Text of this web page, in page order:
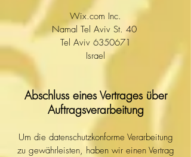
Wix.com Inc.
Namal Tel Aviv St. 40
Tel Aviv 6350671
Israel
Abschluss eines Vertrages über
Auftragsverarbeitung
Um die datenschutzkonforme Verarbeitung
zu gewährleisten, haben wir einen Vertrag